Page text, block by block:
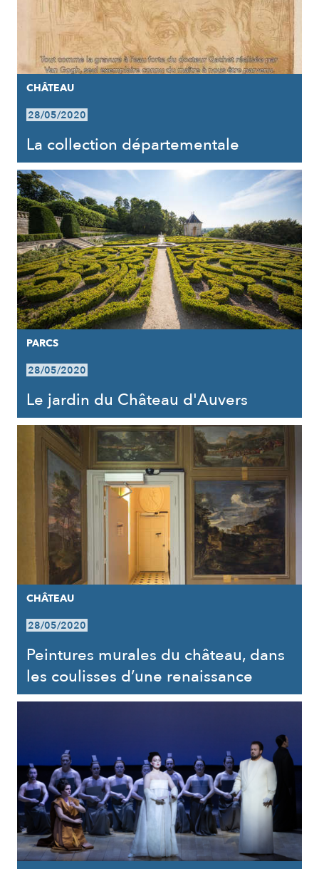
CHÂTEAU
28/05/2020
La collection départementale
PARCS
28/05/2020
Le jardin du Château d'Auvers
CHÂTEAU
28/05/2020
Peintures murales du château, dans
les coulisses d’une renaissance